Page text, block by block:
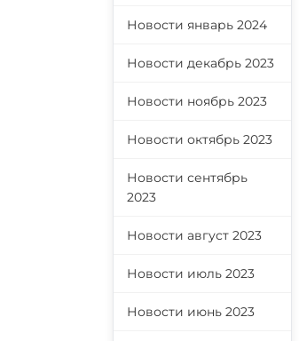
Новости январь 2024
Новости декабрь 2023
Новости ноябрь 2023
Новости октябрь 2023
Новости сентябрь
2023
Новости август 2023
Новости июль 2023
Новости июнь 2023